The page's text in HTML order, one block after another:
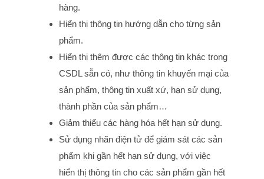
hàng.
Hiển thị thông tin hướng dẫn cho từng sản
phẩm.
Hiển thị thêm được các thông tin khác trong
CSDL sẵn có, như thông tin khuyến mại của
sản phẩm, thông tin xuất xứ, hạn sử dụng,
thành phần của sản phẩm…
Giảm thiểu các hàng hóa hết hạn sử dụng.
Sử dụng nhãn điện tử để giám sát các sản
phẩm khi gần hết hạn sử dụng, với việc
hiển thị thông tin cho các sản phẩm gần hết